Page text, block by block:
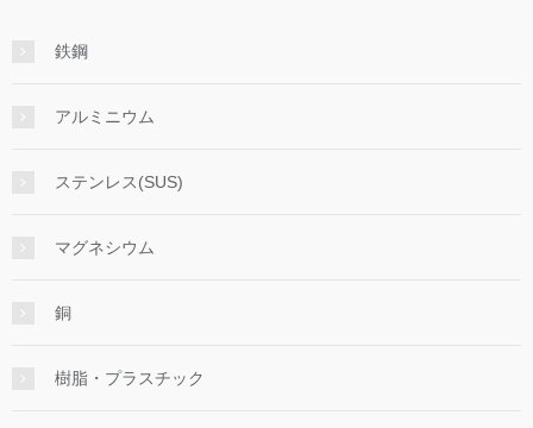
鉄鋼
アルミニウム
ステンレス(SUS)
マグネシウム
銅
樹脂・プラスチック